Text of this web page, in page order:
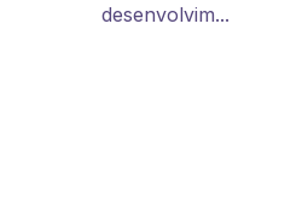
desenvolvim...